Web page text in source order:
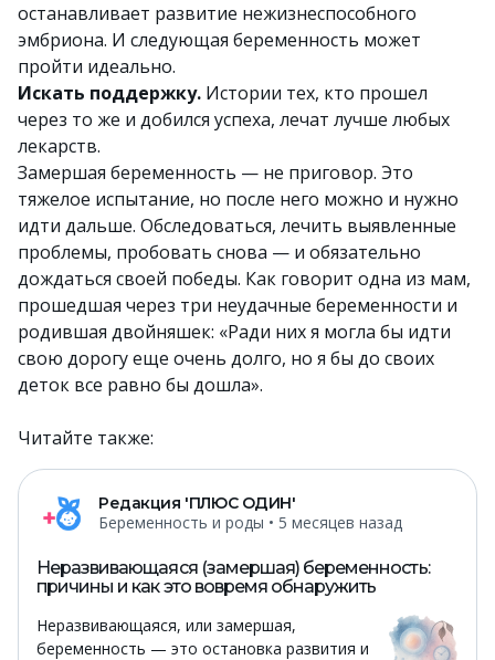
останавливает развитие нежизнеспособного
эмбриона. И следующая беременность может
пройти идеально.
Искать поддержку. Истории тех, кто прошел
через то же и добился успеха, лечат лучше любых
лекарств.
Замершая беременность — не приговор. Это
тяжелое испытание, но после него можно и нужно
идти дальше. Обследоваться, лечить выявленные
проблемы, пробовать снова — и обязательно
дождаться своей победы. Как говорит одна из мам,
прошедшая через три неудачные беременности и
родившая двойняшек: «Ради них я могла бы идти
свою дорогу еще очень долго, но я бы до своих
деток все равно бы дошла».
Читайте также:
Редакция 'ПЛЮС ОДИН'
Беременность и роды • 5 месяцев назад
Неразвивающаяся (замершая) беременность:
причины и как это вовремя обнаружить
Неразвивающаяся, или замершая,
беременность — это остановка развития и